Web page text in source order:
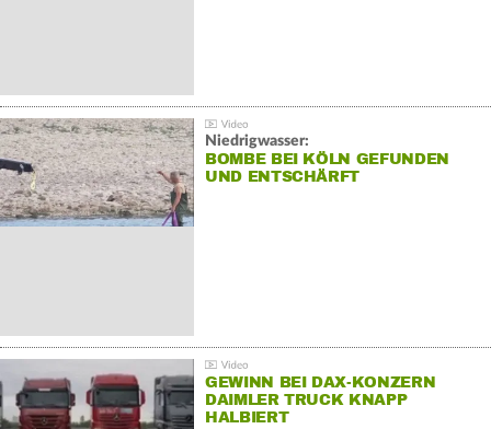
Niedrigwasser:
BOMBE BEI KÖLN GEFUNDEN
UND ENTSCHÄRFT
GEWINN BEI DAX-KONZERN
DAIMLER TRUCK KNAPP
HALBIERT